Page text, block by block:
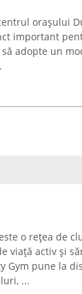
orașului
important
adopte un
o rețea de
viață activ și
Gym pune la
...